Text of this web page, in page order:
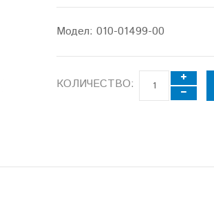
Модел:010-01499-00
КОЛИЧЕСТВО: